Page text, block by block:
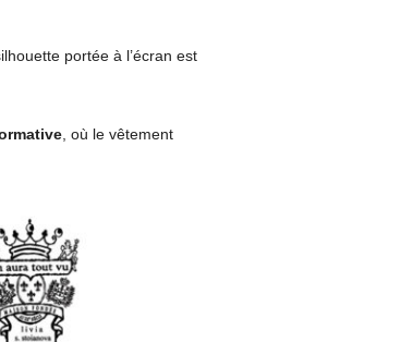
portée à l’écran est
, où le vêtement